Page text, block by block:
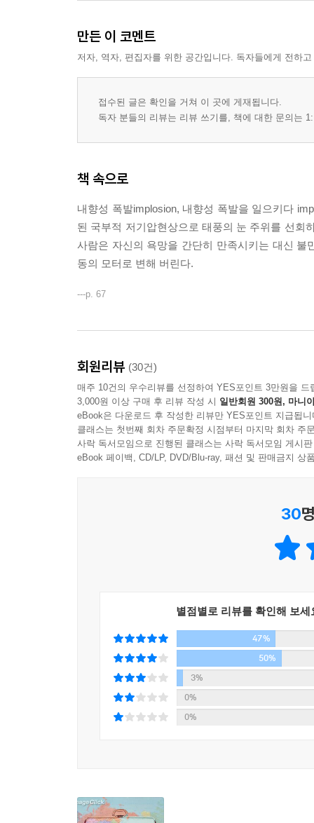
만든 이 코멘트
저자, 역자, 편집자를 위한 공간입니다. 독자들에게 전하
접수된 글은 확인을 거쳐 이 곳에 게재됩니다.
독자 분들의 리뷰는 리뷰 쓰기를, 책에 대한 문의는
책 속으로
내향성 폭발implosion, 내향성 폭발을 일으키다
된 국부적 저기압현상으로 태풍의 눈 주위를 선회
사람은 자신의 욕망을 간단히 만족시키는 대신
동의 모터로 변해 버린다.
---p. 67
회원리뷰 (30건)
매주 10건의 우수리뷰를 선정하여 YES포인트 3만원을 드
3,000원 이상 구매 후 리뷰 작성 시 일반회원 300원, 마니
eBook은 다운로드 후 작성한 리뷰만 YES포인트 지급됩니
클래스는 첫번째 회차 주문확정 시점부터 마지막 회차 주
사락 독서모임으로 진행된 클래스는 사락 독서모임 게시
eBook 페이백, CD/LP, DVD/Blu-ray, 패션 및 판매금지 상
30
별점별로 리뷰를 확인해 보세
47%
50%
3%
0%
0%